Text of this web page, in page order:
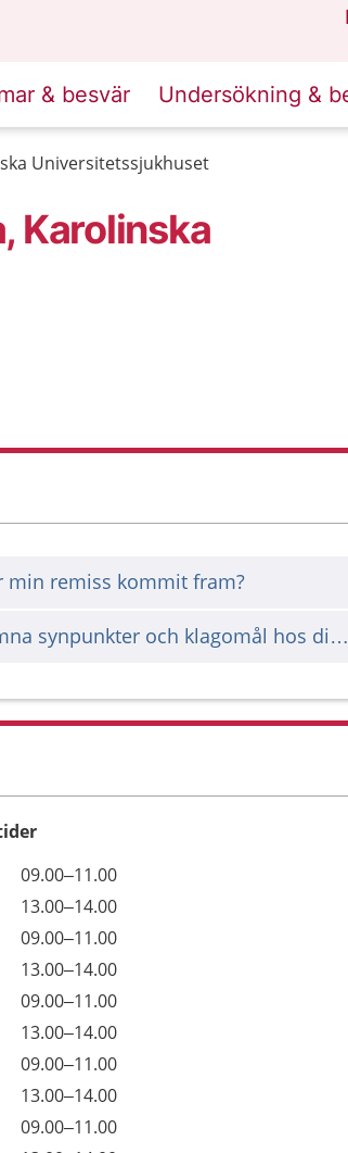
& besvär Undersökning &
Universitetssjukhuset
Karolinska
min remiss kommit fram?
Lämna synpunkter och klagomål hos din vårdgivare
09.00–11.00
13.00–14.00
09.00–11.00
13.00–14.00
09.00–11.00
13.00–14.00
09.00–11.00
13.00–14.00
09.00–11.00